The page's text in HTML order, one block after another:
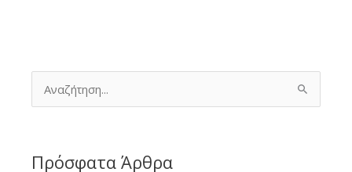
α
τΠρόσφατα Άρθρα